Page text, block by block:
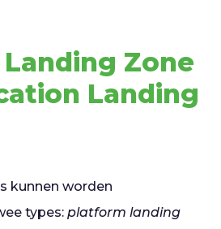
Zone
Landing
kunnen worden
types: platform landing